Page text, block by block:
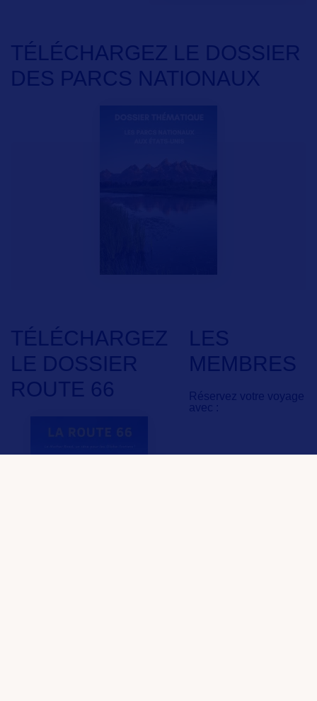
LES
MEMBRES
Réservez votre voyage
avec :
TÉLÉCHARGEZ LE DOSSIER
DES PARCS NATIONAUX
TÉLÉCHARGEZ
LE DOSSIER
ROUTE 66